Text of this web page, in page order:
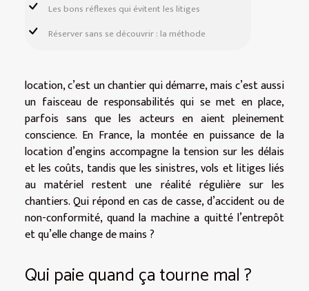
Les bons réflexes qui évitent les litiges
Réserver sans se découvrir : la méthode
location, c’est un chantier qui démarre, mais c’est aussi
un faisceau de responsabilités qui se met en place,
parfois sans que les acteurs en aient pleinement
conscience. En France, la montée en puissance de la
location d’engins accompagne la tension sur les délais
et les coûts, tandis que les sinistres, vols et litiges liés
au matériel restent une réalité régulière sur les
chantiers. Qui répond en cas de casse, d’accident ou de
non-conformité, quand la machine a quitté l’entrepôt
et qu’elle change de mains ?
Qui paie quand ça tourne mal ?